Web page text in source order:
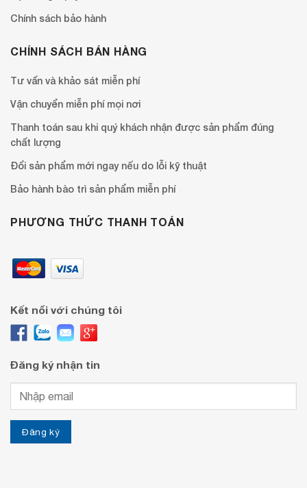
Chính sách bảo hành
CHÍNH SÁCH BÁN HÀNG
Tư vấn và khảo sát miễn phí
Vận chuyển miễn phí mọi nơi
Thanh toán sau khi quý khách nhận được sản phẩm đúng
chất lượng
Đổi sản phẩm mới ngay nếu do lỗi kỹ thuật
Bảo hành bào trì sản phẩm miễn phí
PHƯƠNG THỨC THANH TOÁN
Kết nối với chúng tôi
Đăng ký nhận tin